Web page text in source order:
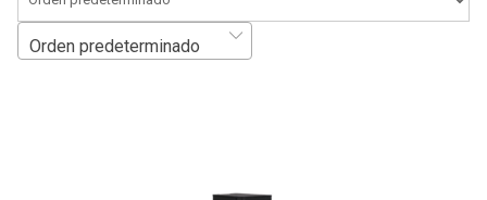
Orden predeterminado